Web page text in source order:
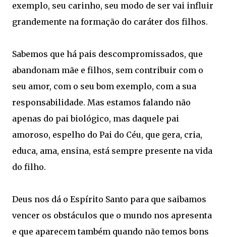
exemplo, seu carinho, seu modo de ser vai influir
grandemente na formação do caráter dos filhos.
Sabemos que há pais descompromissados, que
abandonam mãe e filhos, sem contribuir com o
seu amor, com o seu bom exemplo, com a sua
responsabilidade. Mas estamos falando não
apenas do pai biológico, mas daquele pai
amoroso, espelho do Pai do Céu, que gera, cria,
educa, ama, ensina, está sempre presente na vida
do filho.
Deus nos dá o Espírito Santo para que saibamos
vencer os obstáculos que o mundo nos apresenta
e que aparecem também quando não temos bons